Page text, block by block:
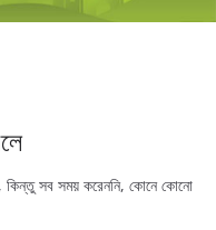
কিন্তু সব সময় করেননি, কোনে কোনো